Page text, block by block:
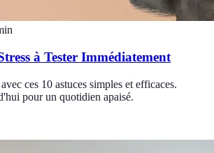
à Tester Immédiatement
ces 10 astuces simples et efficaces.
pour un quotidien apaisé.